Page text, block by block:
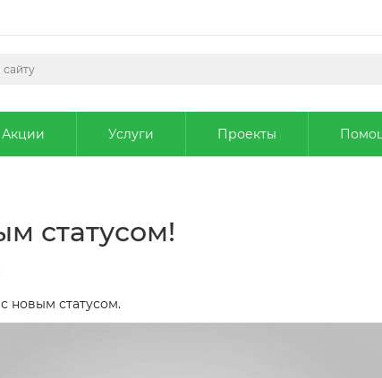
Акции Услуги Проекты
статусом!
новым статусом.